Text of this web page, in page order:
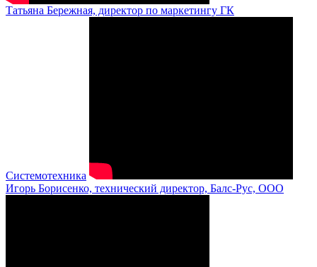
Татьяна Бережная, директор по маркетингу ГК
Системотехника
Игорь Борисенко, технический директор, Балс-Рус, ООО